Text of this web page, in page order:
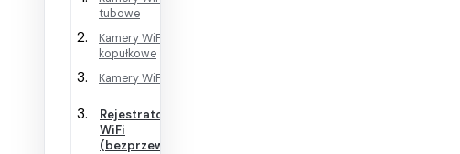
tubowe
Kamery WiFi
kopułkowe
Kamery WiFi Cube
Rejestratory
WiFi
(bezprzewodowe)